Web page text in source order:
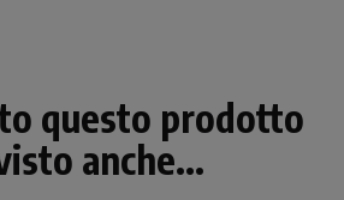
questo prodotto
anche...